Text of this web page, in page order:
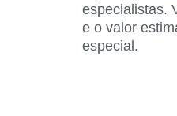
especialistas.
e o valor
especial.